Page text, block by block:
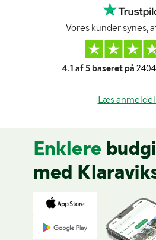
Vores kunder synes,
4.1 af 5 baseret på
Læs
Enklere
med